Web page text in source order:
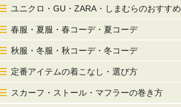
ユニクロ・GU・ZARA・しまむらのおすすめ
春服・夏服・春コーデ・夏コーデ
秋服・冬服・秋コーデ・冬コーデ
定番アイテムの着こなし・選び方
スカーフ・ストール・マフラーの巻き方